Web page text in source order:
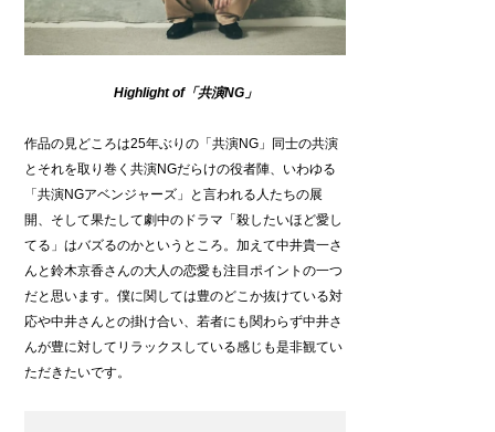
Highlightof「共演NG」
作品の見どころは25年ぶりの「共演NG」同士の共演
とそれを取り巻く共演NGだらけの役者陣、いわゆる
「共演NGアベンジャーズ」と言われる人たちの展
開、そして果たして劇中のドラマ「殺したいほど愛し
てる」はバズるのかというところ。加えて中井貴一さ
んと鈴木京香さんの大人の恋愛も注目ポイントの一つ
だと思います。僕に関しては豊のどこか抜けている対
応や中井さんとの掛け合い、若者にも関わらず中井さ
んが豊に対してリラックスしている感じも是非観てい
ただきたいです。